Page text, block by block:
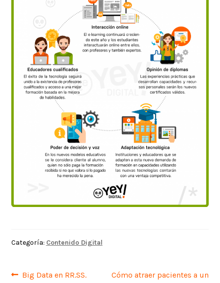
Categoría: Contenido Digital
Navegación
Anterior:
Big Data en RR.SS. Siguiente:
Cómo atraer pacientes a un